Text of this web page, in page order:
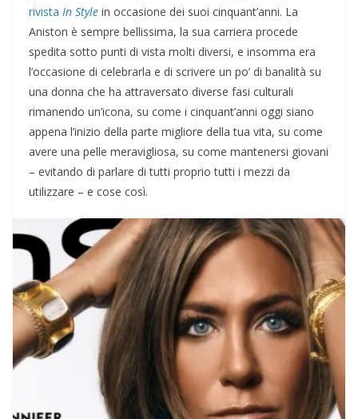
rivista In Style in occasione dei suoi cinquant’anni. La
Aniston è sempre bellissima, la sua carriera procede
spedita sotto punti di vista molti diversi, e insomma era
l’occasione di celebrarla e di scrivere un po’ di banalità su
una donna che ha attraversato diverse fasi culturali
rimanendo un’icona, su come i cinquant’anni oggi siano
appena l’inizio della parte migliore della tua vita, su come
avere una pelle meravigliosa, su come mantenersi giovani
– evitando di parlare di tutti proprio tutti i mezzi da
utilizzare – e cose così.